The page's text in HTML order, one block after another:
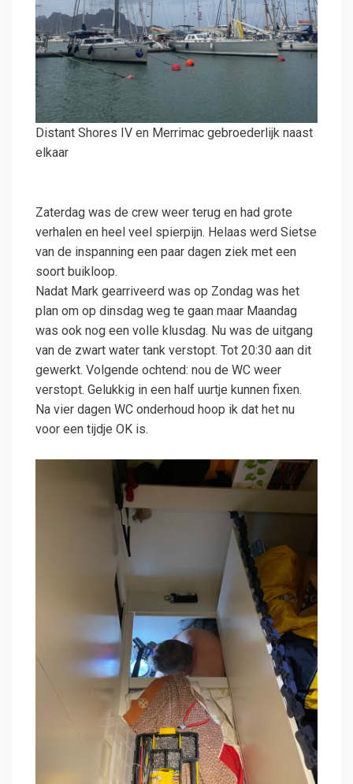
Distant Shores IV en Merrimac gebroederlijk naast
elkaar
Zaterdag was de crew weer terug en had grote
verhalen en heel veel spierpijn. Helaas werd Sietse
van de inspanning een paar dagen ziek met een
soort buikloop.
Nadat Mark gearriveerd was op Zondag was het
plan om op dinsdag weg te gaan maar Maandag
was ook nog een volle klusdag. Nu was de uitgang
van de zwart water tank verstopt. Tot 20:30 aan dit
gewerkt. Volgende ochtend: nou de WC weer
verstopt. Gelukkig in een half uurtje kunnen fixen.
Na vier dagen WC onderhoud hoop ik dat het nu
voor een tijdje OK is.